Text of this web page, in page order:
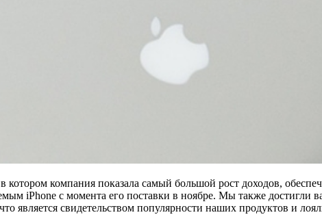
компания показала самый большой рост доходов,
iPhone с момента его поставки в ноябре. Мы также достигли
является свидетельством популярности наших продуктов и